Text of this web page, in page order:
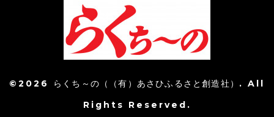
©2026 らくち～の（（有）あさひふるさと創造社） . All
Rights Reserved.